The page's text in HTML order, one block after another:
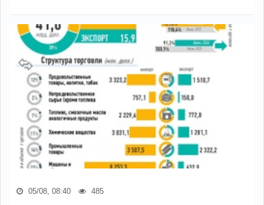
05/08, 08:40 485